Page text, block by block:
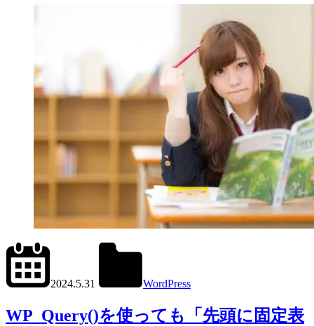
2024.5.31
WordPress
WP_Query()を使っても「先頭に固定表